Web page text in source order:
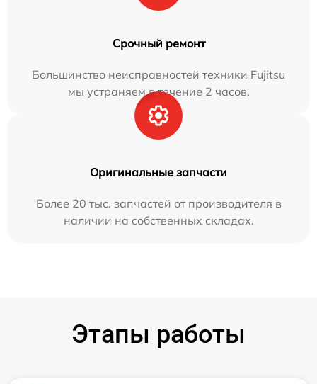
Срочный ремонт
Большинство неисправностей техники Fujitsu
мы устраняем в течение 2 часов.
Оригинальные запчасти
Более 20 тыс. запчастей от производителя в
наличии на собственных складах.
Этапы работы